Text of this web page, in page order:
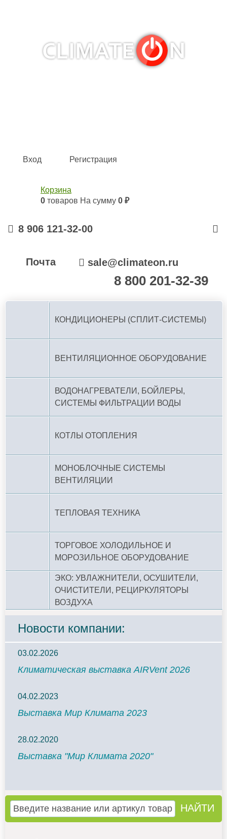
Вход Регистрация
Корзина
0 товаров На сумму 0 ₽
8 906 121-32-00
Почта sale@climateon.ru
8 800 201-32-39
КОНДИЦИОНЕРЫ (СПЛИТ-СИСТЕМЫ)
ВЕНТИЛЯЦИОННОЕ ОБОРУДОВАНИЕ
ВОДОНАГРЕВАТЕЛИ, БОЙЛЕРЫ,
СИСТЕМЫ ФИЛЬТРАЦИИ ВОДЫ
КОТЛЫ ОТОПЛЕНИЯ
МОНОБЛОЧНЫЕ СИСТЕМЫ
ВЕНТИЛЯЦИИ
ТЕПЛОВАЯ ТЕХНИКА
ТОРГОВОЕ ХОЛОДИЛЬНОЕ И
МОРОЗИЛЬНОЕ ОБОРУДОВАНИЕ
ЭКО: УВЛАЖНИТЕЛИ, ОСУШИТЕЛИ,
ОЧИСТИТЕЛИ, РЕЦИРКУЛЯТОРЫ
ВОЗДУХА
Новости компании:
03.02.2026
Климатическая выставка AIRVent 2026
04.02.2023
Выставка Мир Климата 2023
28.02.2020
Выставка "Мир Климата 2020"